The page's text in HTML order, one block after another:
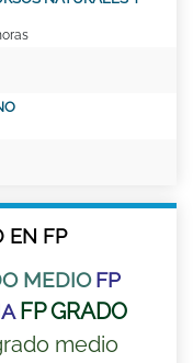
EN FP
MEDIO FP
FP GRADO
medio